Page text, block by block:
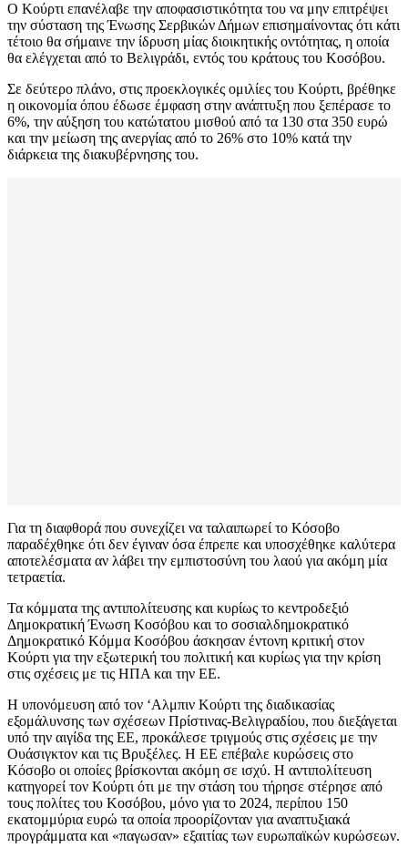
Ο Κούρτι επανέλαβε την αποφασιστικότητα του να μην επιτρέψει
την σύσταση της Ένωσης Σερβικών Δήμων επισημαίνοντας ότι κάτι
τέτοιο θα σήμαινε την ίδρυση μίας διοικητικής οντότητας, η οποία
θα ελέγχεται από το Βελιγράδι, εντός του κράτους του Κοσόβου.
Σε δεύτερο πλάνο, στις προεκλογικές ομιλίες του Κούρτι, βρέθηκε
η οικονομία όπου έδωσε έμφαση στην ανάπτυξη που ξεπέρασε το
6%, την αύξηση του κατώτατου μισθού από τα 130 στα 350 ευρώ
και την μείωση της ανεργίας από το 26% στο 10% κατά την
διάρκεια της διακυβέρνησης του.
Για τη διαφθορά που συνεχίζει να ταλαιπωρεί το Κόσοβο
παραδέχθηκε ότι δεν έγιναν όσα έπρεπε και υποσχέθηκε καλύτερα
αποτελέσματα αν λάβει την εμπιστοσύνη του λαού για ακόμη μία
τετραετία.
Τα κόμματα της αντιπολίτευσης και κυρίως το κεντροδεξιό
Δημοκρατική Ένωση Κοσόβου και το σοσιαλδημοκρατικό
Δημοκρατικό Κόμμα Κοσόβου άσκησαν έντονη κριτική στον
Κούρτι για την εξωτερική του πολιτική και κυρίως για την κρίση
στις σχέσεις με τις ΗΠΑ και την ΕΕ.
Η υπονόμευση από τον ‘Αλμπιν Κούρτι της διαδικασίας
εξομάλυνσης των σχέσεων Πρίστινας-Βελιγραδίου, που διεξάγεται
υπό την αιγίδα της ΕΕ, προκάλεσε τριγμούς στις σχέσεις με την
Ουάσιγκτον και τις Βρυξέλες. Η ΕΕ επέβαλε κυρώσεις στο
Κόσοβο οι οποίες βρίσκονται ακόμη σε ισχύ. Η αντιπολίτευση
κατηγορεί τον Κούρτι ότι με την στάση του τήρησε στέρησε από
τους πολίτες του Κοσόβου, μόνο για το 2024, περίπου 150
εκατομμύρια ευρώ τα οποία προορίζονταν για αναπτυξιακά
προγράμματα και «παγωσαν» εξαιτίας των ευρωπαϊκών κυρώσεων.